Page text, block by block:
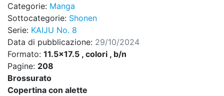
Categorie: Manga
Sottocategorie: Shonen
Serie: KAIJU No. 8
Data di pubblicazione: 29/10/2024
Formato: 11.5x17.5 , colori , b/n
Pagine: 208
Brossurato
Copertina con alette